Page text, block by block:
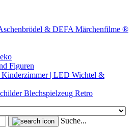
& DEFA Märchenfilme ®
Figuren
Kinderzimmer | LED Wichtel &
Blechspielzeug Retro
Suche...